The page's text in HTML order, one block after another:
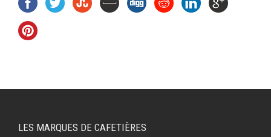
LES MARQUES DE CAFETIÈRES